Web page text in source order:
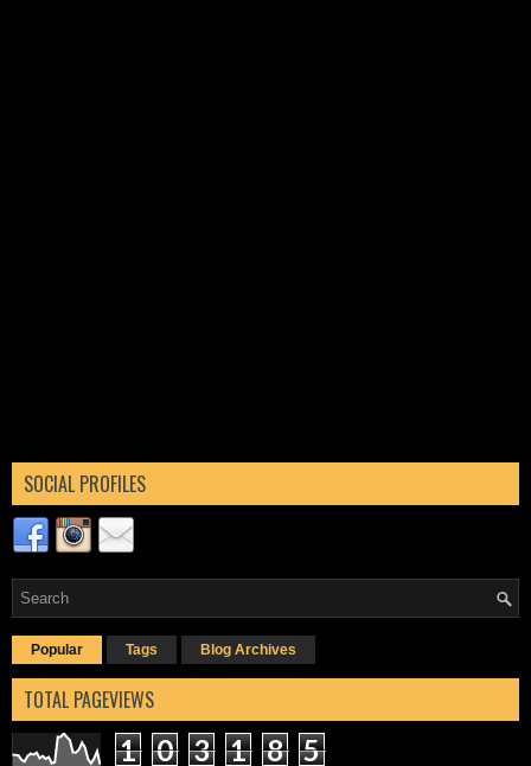
SOCIAL PROFILES
Popular Tags Blog Archives
TOTAL PAGEVIEWS
1 0 3 1 8 5